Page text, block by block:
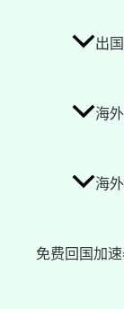
出
海
海
免费回国加